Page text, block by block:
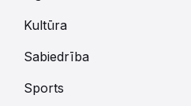
Kultūra
Sabiedrība
Sports